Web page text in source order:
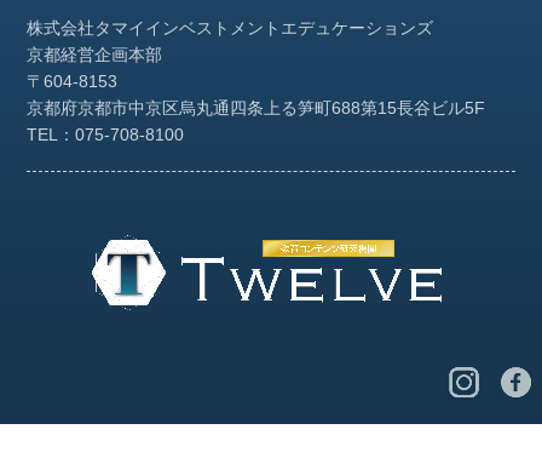
株式会社タマイインベストメント エデュケーションズ
京都経営企画本部
〒604-8153
京都府京都市中京区烏丸通四条上る笋町688第15長谷ビル5F
TEL：075-708-8100